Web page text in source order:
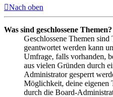
Nach oben
Was sind geschlossene Themen?
Geschlossene Themen
geantwortet werden kann
Umfrage, falls vorhanden,
aus vielen Gründen durch
Administrator gesperrt
Möglichkeit, deine eigenen
durch die Board-